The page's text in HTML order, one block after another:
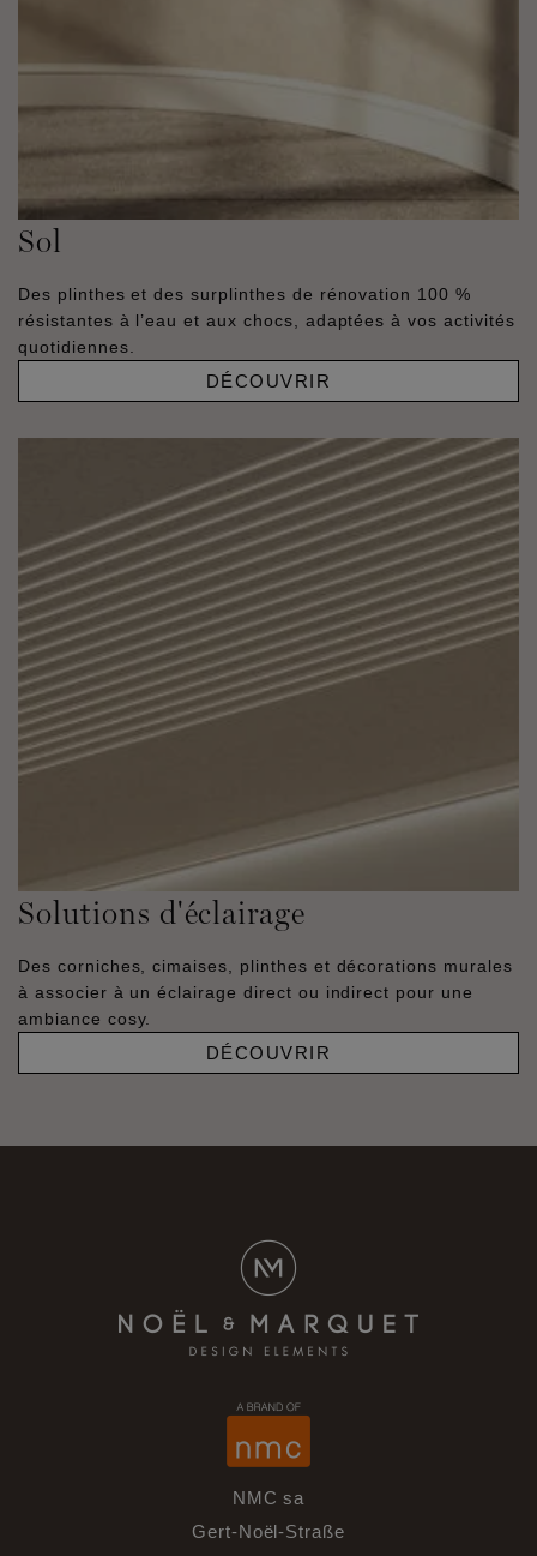
Sol
Des plinthes et des surplinthes de rénovation 100 %
résistantes à l’eau et aux chocs, adaptées à vos activités
quotidiennes.
DÉCOUVRIR
Solutions d'éclairage
Des corniches, cimaises, plinthes et décorations murales
à associer à un éclairage direct ou indirect pour une
ambiance cosy.
DÉCOUVRIR
NMC sa
Gert-Noël-Straße